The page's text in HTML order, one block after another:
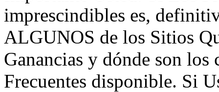
imprescindibles es,
ALGUNOS de los Sitios
Ganancias y dónde son los
Frecuentes disponible. Si